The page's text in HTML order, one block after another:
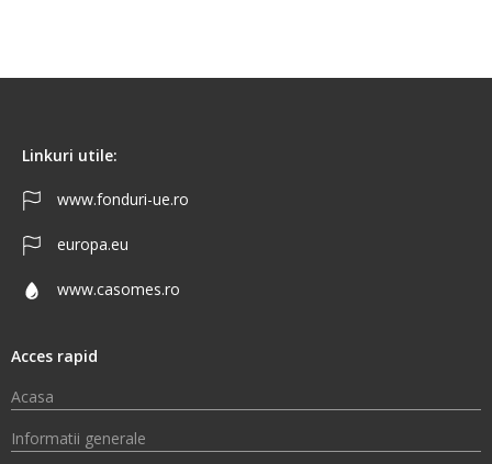
Linkuri utile:
www.fonduri-ue.ro
europa.eu
www.casomes.ro
Acces rapid
Acasa
Informatii generale